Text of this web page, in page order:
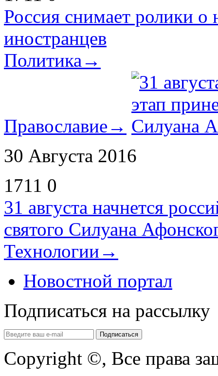
Россия снимает ролики о
иностранцев
Политика →
Православие →
30 Августа 2016
1711 0
31 августа начнется
святого Силуана
Технологии →
Новостной портал
Подписаться на рассылку
Copyright ©, Все права